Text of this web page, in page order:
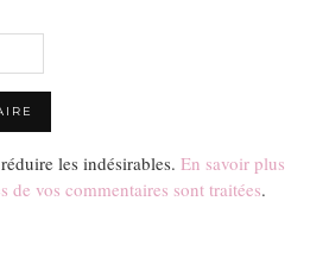
les indésirables. En savoir plus
de vos commentaires sont traitées.